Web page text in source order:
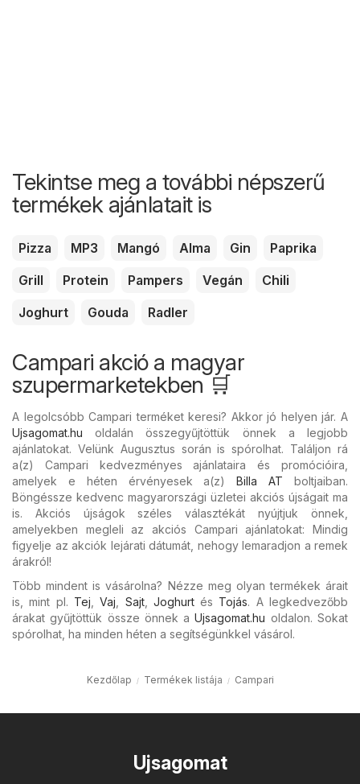
Tekintse meg a további népszerű
termékek ajánlatait is
Pizza MP3 Mangó Alma Gin
Paprika
Grill
Protein Pampers Vegán
Chili
Joghurt
Gouda Radler
Campari akció a magyar
szupermarketekben 🛒
A legolcsóbb Campari terméket keresi? Akkor jó helyen jár. A
Ujsagomat.hu oldalán összegyűjtöttük önnek a legjobb
ajánlatokat. Velünk Augusztus során is spórolhat. Találjon rá
a(z) Campari kedvezményes ajánlataira és promócióira,
amelyek e héten érvényesek a(z)Billa AT boltjaiban.
Böngéssze kedvenc magyarországi üzletei akciós újságait ma
is. Akciós újságok széles választékát nyújtjuk önnek,
amelyekben megleli az akciós Campari ajánlatokat: Mindig
figyelje az akciók lejárati dátumát, nehogy lemaradjon a remek
árakról!
Több mindent is vásárolna? Nézze meg olyan termékek árait
is, mint pl. Tej ,Vaj Sajt, Joghurtés Tojás. A legkedvezőbb
árakat gyűjtöttük össze önnek aUjsagomat.hu oldalon. Sokat
spórolhat, ha minden héten a segítségünkkel vásárol.
Kezdőlap Termékek listája Campari
Ujsagomat